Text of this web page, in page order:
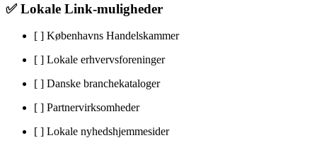
✅ Lokale Link-muligheder
[ ] Københavns Handelskammer
[ ] Lokale erhvervsforeninger
[ ] Danske branchekataloger
[ ] Partnervirksomheder
[ ] Lokale nyhedshjemmesider